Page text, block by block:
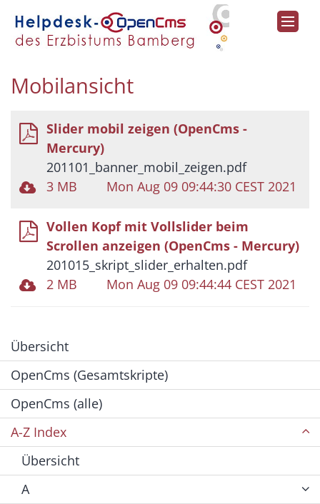
Zum Inhalt springen
Mobilansicht
Slider mobil zeigen (OpenCms -
Mercury)
201101_banner_mobil_zeigen.pdf
3 MB
Mon Aug 09 09:44:30 CEST 2021
Vollen Kopf mit Vollslider beim
Scrollen anzeigen (OpenCms - Mercury)
201015_skript_slider_erhalten.pdf
2 MB
Mon Aug 09 09:44:44 CEST 2021
Übersicht
OpenCms (Gesamtskripte)
OpenCms (alle)
A-Z Index
Übersicht
A